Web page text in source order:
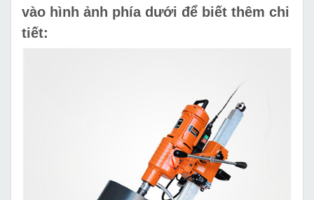
vào hình ảnh phía dưới để biết thêm chi
tiết: